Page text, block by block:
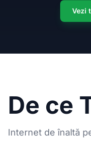
Vezi
De ce
Internet de înaltă